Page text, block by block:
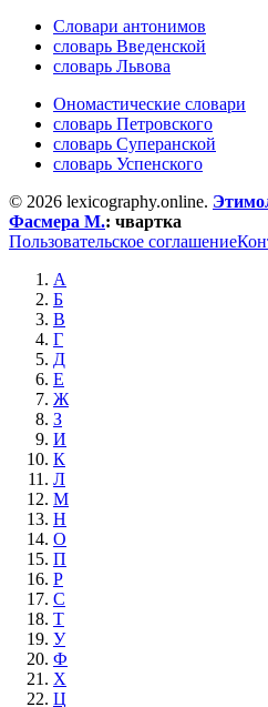
Словари антонимов
словарь Введенской
словарь Львова
Ономастические словари
словарь Петровского
словарь Суперанской
словарь Успенского
© 2026 lexicography.online.
Фасмера М.: чвартка
Пользовательское соглашение
А
Б
В
Г
Д
Е
Ж
З
И
К
Л
М
Н
О
П
Р
С
Т
У
Ф
Х
Ц